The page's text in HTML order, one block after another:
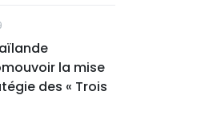
la mise
des « Trois